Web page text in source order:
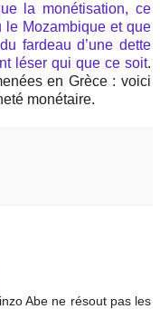
la monétisation, ce
le Mozambique et que
fardeau d’une dette
léser qui que ce soit.
en Grèce : voici
monétaire.
Abe ne résout pas les